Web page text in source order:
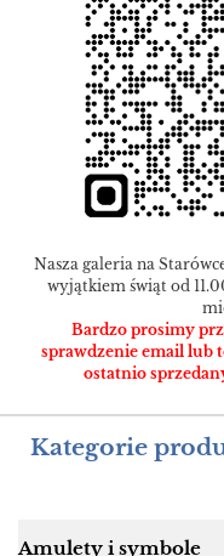
Nasza galeria na
wyjątkiem świąt od
Bardzo prosimy
sprawdzenie email lub
ostatnio
Kategorie
Amulety i symbole